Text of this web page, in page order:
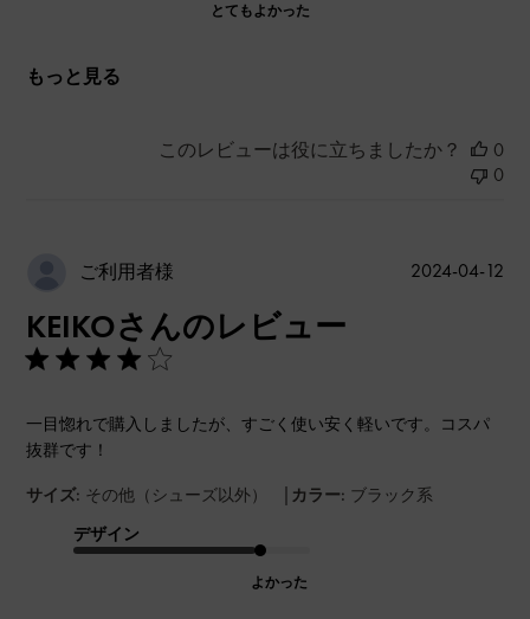
とてもよかった
もっと見る
このレビューは役に立ちましたか？
0
0
ご利用者様
KEIKOさんのレビュー
一目惚れで購入しましたが、すごく使い安く軽いです。コスパ
抜群です！
サイズ: その他（シューズ以外） | カラー: ブラック系
デザイン
よかった
公
2024-04-12